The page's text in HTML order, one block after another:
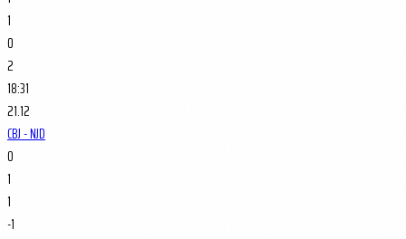
1
0
2
18:31
21.12
CBJ - NJD
0
1
1
-1